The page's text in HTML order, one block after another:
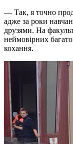
— Так, я точно
адже за роки
друзями. На
неймовірних
кохання.